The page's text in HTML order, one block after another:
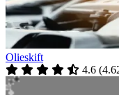
Olieskift
4.6 (